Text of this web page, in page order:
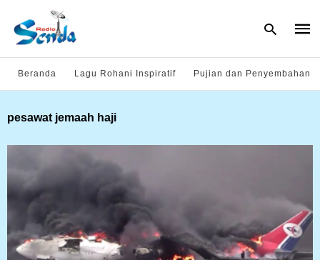
Beranda Lagu Rohani Inspiratif Pujian dan Penyembahan
pesawat jemaah haji